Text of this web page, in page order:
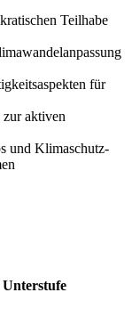
Teilhabe
für
aktiven
und Klimaschutz-